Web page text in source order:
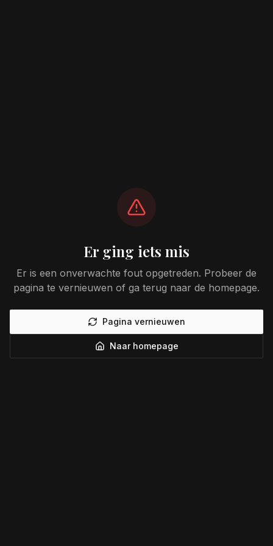
Er ging iets mis
Er is een onverwachte fout opgetreden. Probeer de
pagina te vernieuwen of ga terug naar de homepage.
Pagina vernieuwen
Naar homepage